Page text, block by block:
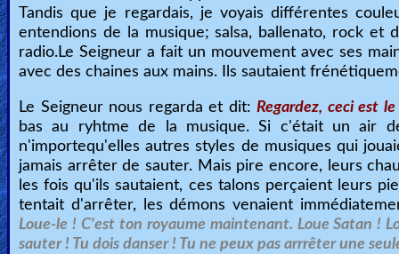
Tandis que je regardais, je voyais différentes
entendions de la musique; salsa, ballenato, rock et
radio.Le Seigneur a fait un mouvement avec ses
avec des chaines aux mains. Ils sautaient
Le Seigneur nous regarda et dit:Regardez, ceci est
bas au ryhtme de la musique. Si c'était un air
n'importequ'elles autres styles de musiques qui
jamais arrêter de sauter. Mais pire encore, leurs
les fois qu'ils sautaient, ces talons perçaient leurs
tentait d'arrêter, les démons venaient
Loue-le ! C'est ton royaume maintenant. Loue Satan !
sauter ! Tu dois danser ! Tu ne peux pas arrrêter une